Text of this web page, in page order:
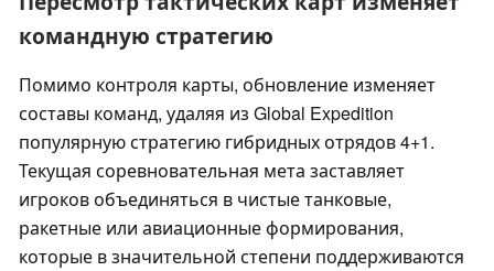
командную стратегию
Помимо контроля карты, обновление изменяет
составы команд, удаляя из Global Expedition
популярную стратегию гибридных отрядов 4+1.
Текущая соревновательная мета заставляет
игроков объединяться в чистые танковые,
ракетные или авиационные формирования,
которые в значительной степени поддерживаются